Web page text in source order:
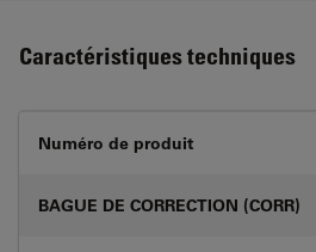
Caractéristiques techniques
Numéro de produit
BAGUE DE CORRECTION (CORR)